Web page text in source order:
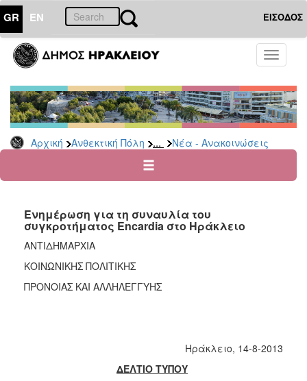
GR EN ΕΙΣΟΔΟΣ
Toggle
Αρχική Ανθεκτική Πόλη ... Νέα - Ανακοινώσεις
ΑΝΘΕΚΤΙΚΗ
ΠΟΛΗ
Κοινωνική
Πολιτική
Νέα
Ανακοινώσεις
για
Οικονομική
Αδυναμία
Φυσικές
Καταστροφές
Ενημέρωση για τη συναυλία του
συγκροτήματος Εncardia στο Ηράκλειο
ΑΝΤΙΔΗΜΑΡΧΙΑ
ΚΟΙΝΩΝΙΚΗΣ ΠΟΛΙΤΙΚΗΣ
ΠΡΟΝΟΙΑΣ ΚΑΙ ΑΛΛΗΛΕΓΓΥΗΣ
Ηράκλειο, 14-8-2013
ΔΕΛΤΙΟ ΤΥΠΟΥ